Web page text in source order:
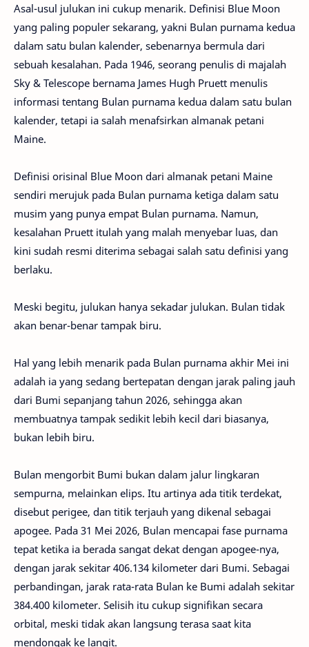
Asal-usul julukan ini cukup menarik. Definisi Blue Moon
yang paling populer sekarang, yakni Bulan purnama kedua
dalam satu bulan kalender, sebenarnya bermula dari
sebuah kesalahan. Pada 1946, seorang penulis di majalah
Sky & Telescope bernama James Hugh Pruett menulis
informasi tentang Bulan purnama kedua dalam satu bulan
kalender, tetapi ia salah menafsirkan almanak petani
Maine.
Definisi orisinal Blue Moon dari almanak petani Maine
sendiri merujuk pada Bulan purnama ketiga dalam satu
musim yang punya empat Bulan purnama. Namun,
kesalahan Pruett itulah yang malah menyebar luas, dan
kini sudah resmi diterima sebagai salah satu definisi yang
berlaku.
Meski begitu, julukan hanya sekadar julukan. Bulan tidak
akan benar-benar tampak biru.
Hal yang lebih menarik pada Bulan purnama akhir Mei ini
adalah ia yang sedang bertepatan dengan jarak paling jauh
dari Bumi sepanjang tahun 2026, sehingga akan
membuatnya tampak sedikit lebih kecil dari biasanya,
bukan lebih biru.
Bulan mengorbit Bumi bukan dalam jalur lingkaran
sempurna, melainkan elips. Itu artinya ada titik terdekat,
disebut perigee, dan titik terjauh yang dikenal sebagai
apogee. Pada 31 Mei 2026, Bulan mencapai fase purnama
tepat ketika ia berada sangat dekat dengan apogee-nya,
dengan jarak sekitar 406.134 kilometer dari Bumi. Sebagai
perbandingan, jarak rata-rata Bulan ke Bumi adalah sekitar
384.400 kilometer. Selisih itu cukup signifikan secara
orbital, meski tidak akan langsung terasa saat kita
mendongak ke langit.